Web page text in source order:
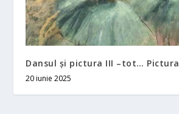
Dansul și pictura III –tot… Pictura
20 iunie 2025